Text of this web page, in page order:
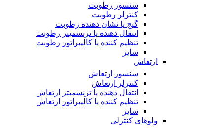
سنسور رطوبت
کنترلر رطوبت
گیج یا نشان دهنده رطوبت
انتقال دهنده یا ترنسمیتر رطوبت
تنظیم کننده یا کالیبراتور رطوبت
سایر
ارتعاش
سنسور ارتعاش
کنترلر ارتعاش
انتقال دهنده یا ترنسمیتر ارتعاش
تنظیم کننده یا کالیبراتور ارتعاش
سایر
ولوهای کنترلی